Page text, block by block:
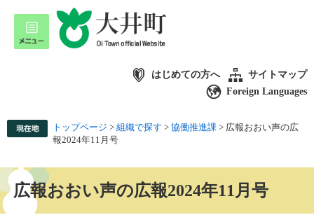
はじめての方へ
サイトマップ
Foreign Languages
トップページ > 組織で探す > 協働推進課 > 広報おおい声の広
報2024年11月号
広報おおい声の広報2024年11月号